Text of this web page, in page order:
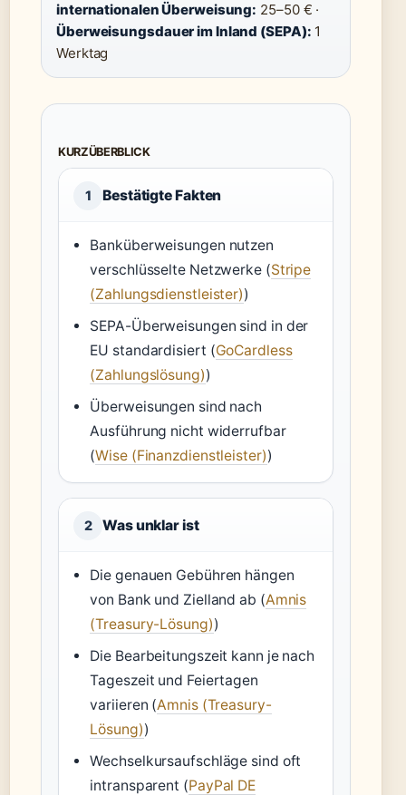
internationalen Überweisung: 25–50 € ·
Überweisungsdauer im Inland (SEPA): 1
Werktag
KURZÜBERBLICK
1 Bestätigte Fakten
Banküberweisungen nutzen
verschlüsselte Netzwerke (Stripe
(Zahlungsdienstleister))
SEPA-Überweisungen sind in der
EU standardisiert (GoCardless
(Zahlungslösung))
Überweisungen sind nach
Ausführung nicht widerrufbar
(Wise (Finanzdienstleister))
2 Was unklar ist
Die genauen Gebühren hängen
von Bank und Zielland ab (Amnis
(Treasury-Lösung))
Die Bearbeitungszeit kann je nach
Tageszeit und Feiertagen
variieren (Amnis (Treasury-
Lösung))
Wechselkursaufschläge sind oft
intransparent (PayPal DE